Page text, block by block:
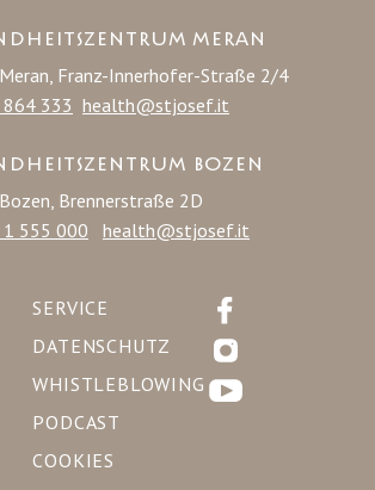
MERAN
Franz-Innerhofer-Straße 2/4
333 health@stjosef.it
BOZEN
Brennerstraße 2D
555 000 health@stjosef.it
SERVICE
DATENSCHUTZ
WHISTLEBLOWING
PODCAST
COOKIES